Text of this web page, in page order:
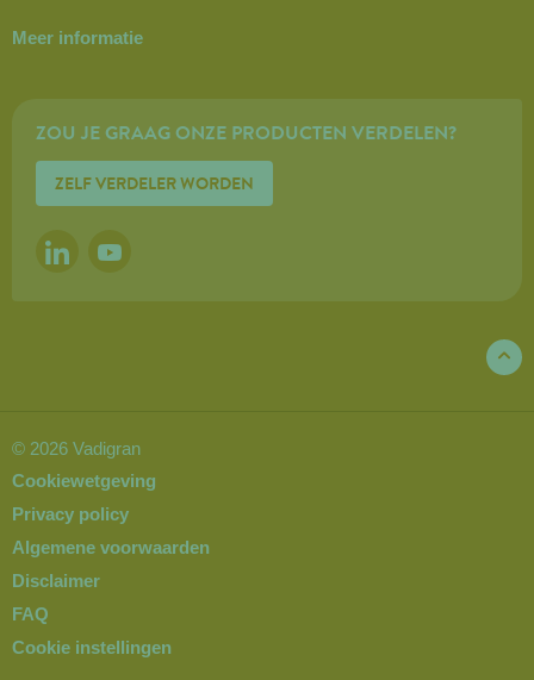
Meer informatie
ZOU JE GRAAG ONZE PRODUCTEN VERDELEN?
ZELF VERDELER WORDEN
LINKEDINYOUTUBE
© 2026 Vadigran
Cookiewetgeving
Privacy policy
Algemene voorwaarden
Disclaimer
FAQ
Cookie instellingen